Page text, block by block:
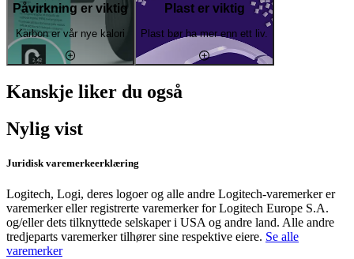
Påvirkning er viktig
Karbon er vår nye kalori
Plast er viktig
Plast bør ha mer enn ett liv.
Kanskje liker du også
Nylig vist
Juridisk varemerkeerklæring
Logitech, Logi, deres logoer og alle andre Logitech-varemerker er
varemerker eller registrerte varemerker for Logitech Europe S.A.
og/eller dets tilknyttede selskaper i USA og andre land. Alle andre
tredjeparts varemerker tilhører sine respektive eiere. Se alle
varemerker